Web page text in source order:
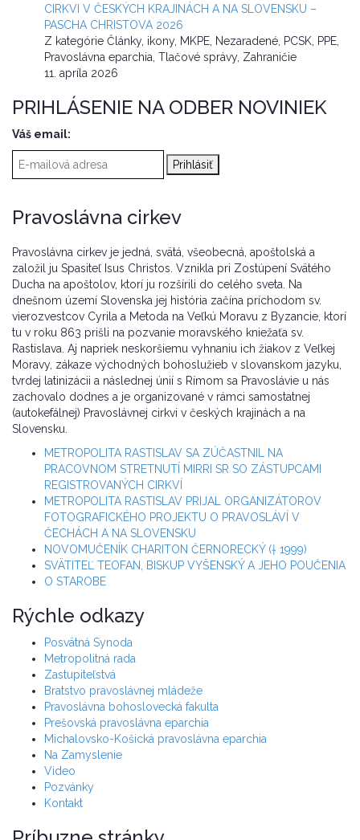
CIRKVI V ČESKÝCH KRAJINÁCH A NA SLOVENSKU –
PASCHA CHRISTOVA 2026
Z kategórie Články, ikony, MKPE, Nezaradené, PCSK, PPE,
Pravoslávna eparchia, Tlačové správy, Zahraničie
11. apríla 2026
PRIHLÁSENIE NA ODBER NOVINIEK
Váš email:
Pravoslávna cirkev
Pravoslávna cirkev je jedná, svätá, všeobecná, apoštolská a
založil ju Spasiteľ Isus Christos. Vznikla pri Zostúpení Svätého
Ducha na apoštolov, ktorí ju rozšírili do celého sveta. Na
dnešnom území Slovenska jej história začína príchodom sv.
vierozvestcov Cyrila a Metoda na Veľkú Moravu z Byzancie, ktorí
tu v roku 863 prišli na pozvanie moravského kniežaťa sv.
Rastislava. Aj napriek neskoršiemu vyhnaniu ich žiakov z Veľkej
Moravy, zákaze východných bohoslužieb v slovanskom jazyku,
tvrdej latinizácii a následnej únií s Rímom sa Pravoslávie u nás
zachovalo dodnes a je organizované v rámci samostatnej
(autokefálnej) Pravoslávnej cirkvi v českých krajinách a na
Slovensku.
METROPOLITA RASTISLAV SA ZÚČASTNIL NA
PRACOVNOM STRETNUTÍ MIRRI SR SO ZÁSTUPCAMI
REGISTROVANÝCH CIRKVÍ
METROPOLITA RASTISLAV PRIJAL ORGANIZÁTOROV
FOTOGRAFICKÉHO PROJEKTU O PRAVOSLÁVÍ V
ČECHÁCH A NA SLOVENSKU
NOVOMUČENÍK CHARITON ČERNORECKÝ († 1999)
SVÄTITEĽ TEOFAN, BISKUP VYŠENSKÝ A JEHO POUČENIA
O STAROBE
Rýchle odkazy
Posvätná Synoda
Metropolitná rada
Zastupiteľstvá
Bratstvo pravoslávnej mládeže
Pravoslávna bohoslovecká fakulta
Prešovská pravoslávna eparchia
Michalovsko-Košická pravoslávna eparchia
Na Zamyslenie
Video
Pozvánky
Kontakt